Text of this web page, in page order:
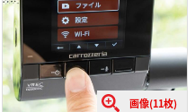
画像(11枚)